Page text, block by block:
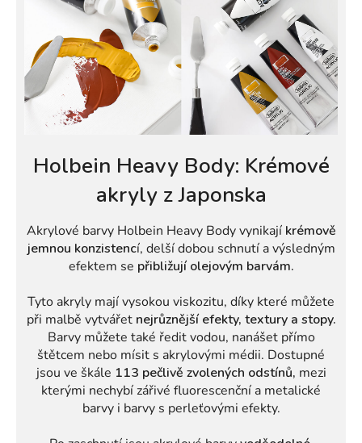
Holbein Heavy Body: Krémové
akryly z Japonska
Akrylové barvy Holbein Heavy Body vynikají krémově
jemnou konzistencí, delší dobou schnutí a výsledným
efektem se přibližují olejovým barvám.
Tyto akryly mají vysokou viskozitu, díky které můžete
při malbě vytvářet nejrůznější efekty, textury a stopy.
Barvy můžete také ředit vodou, nanášet přímo
štětcem nebo mísit s akrylovými médii. Dostupné
jsou ve škále 113 pečlivě zvolených odstínů, mezi
kterými nechybí zářivé fluorescenční a metalické
barvy i barvy s perleťovými efekty.